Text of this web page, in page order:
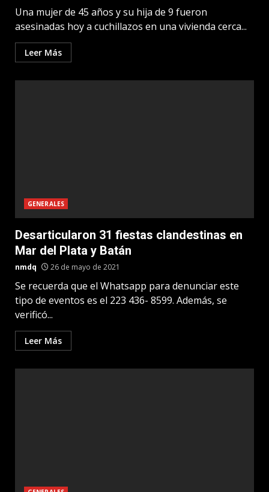
Una mujer de 45 años y su hija de 9 fueron
asesinadas hoy a cuchillazos en una vivienda cerca...
Leer Más
GENERALES
Desarticularon 31 fiestas clandestinas en
Mar del Plata y Batán
nmdq 26 de mayo de 2021
Se recuerda que el Whatsapp para denunciar este
tipo de eventos es el 223 436- 8599. Además, se
verificó...
Leer Más